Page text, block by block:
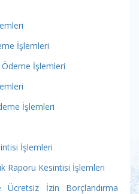
İşlemleri
İşlemleri
İşlemleri
İşlemleri
Raporu Kesintisi İşlemleri
İzin Borçlandırma